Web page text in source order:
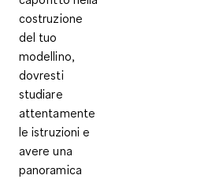
costruzione
del tuo
modellino,
dovresti
studiare
attentamente
le istruzioni e
avere una
panoramica